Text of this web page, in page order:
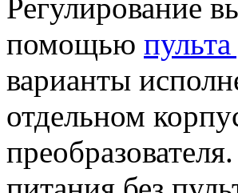
Регулирование
помощью
варианты
отдельном